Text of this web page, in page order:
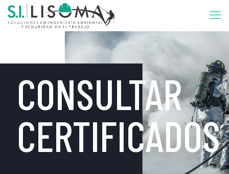
CONSULTAR
CERTIFICADOS